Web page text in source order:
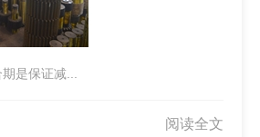
是保证减...
阅读全文